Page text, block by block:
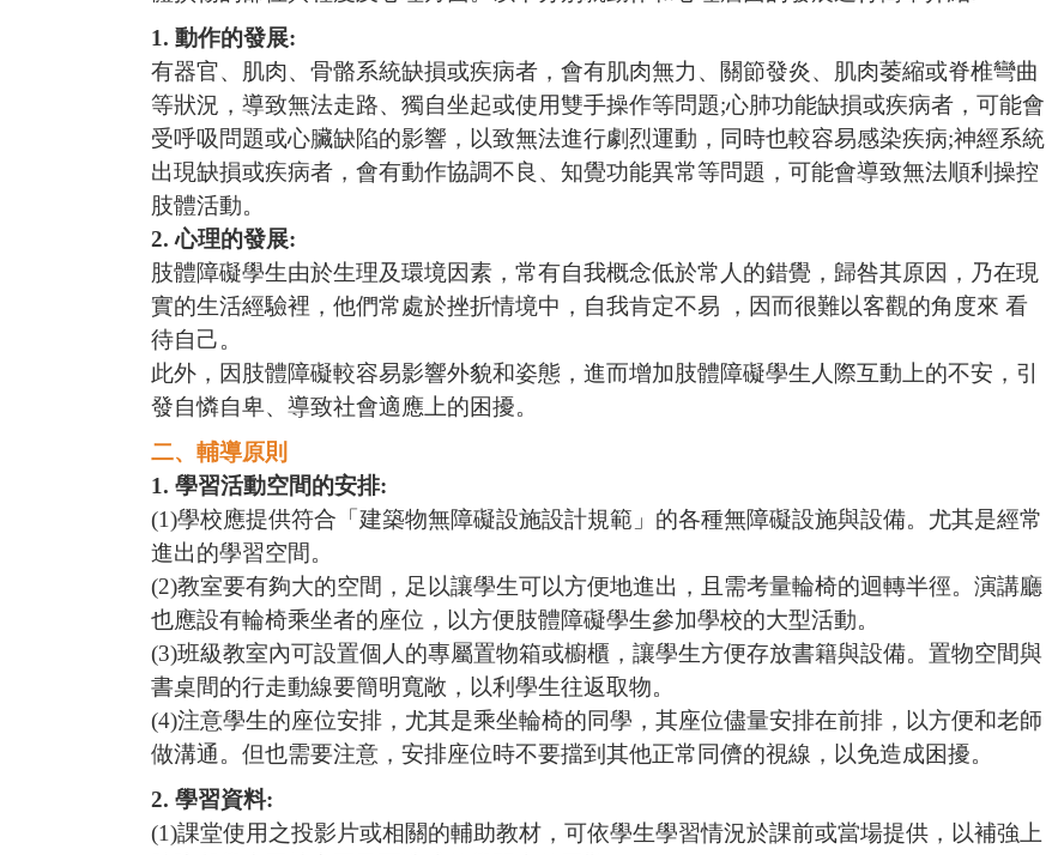
1. 動作的發展:
有器官、肌肉、骨骼系統缺損或疾病者，會有肌肉無力、關節發炎、肌肉萎縮或脊椎彎曲
等狀況，導致無法走路、獨自坐起或使用雙手操作等問題;心肺功能缺損或疾病者，可能會
受呼吸問題或心臟缺陷的影響，以致無法進行劇烈運動，同時也較容易感染疾病;神經系統
出現缺損或疾病者，會有動作協調不良、知覺功能異常等問題，可能會導致無法順利操控
肢體活動。
2.心理的發展:
肢體障礙學生由於生理及環境因素，常有自我概念低於常人的錯覺，歸咎其原因，乃在現
實的生活經驗裡，他們常處於挫折情境中，自我肯定不易 ，因而很難以客觀的角度來 看
待自己。
此外，因肢體障礙較容易影響外貌和姿態，進而增加肢體障礙學生人際互動上的不安，引
發自憐自卑、導致社會適應上的困擾。
二、輔導原則
1. 學習活動空間的安排:
(1)學校應提供符合「建築物無障礙設施設計規範」的各種無障礙設施與設備。尤其是經常
進出的學習空間。
(2)教室要有夠大的空間，足以讓學生可以方便地進出，且需考量輪椅的迴轉半徑。演講廳
也應設有輪椅乘坐者的座位，以方便肢體障礙學生參加學校的大型活動。
(3)班級教室內可設置個人的專屬置物箱或櫥櫃，讓學生方便存放書籍與設備。置物空間與
書桌間的行走動線要簡明寬敞，以利學生往返取物。
(4)注意學生的座位安排，尤其是乘坐輪椅的同學，其座位儘量安排在前排，以方便和老師
做溝通。但也需要注意，安排座位時不要擋到其他正常同儕的視線，以免造成困擾。
2. 學習資料:
(1)課堂使用之投影片或相關的輔助教材，可依學生學習情況於課前或當場提供，以補強上